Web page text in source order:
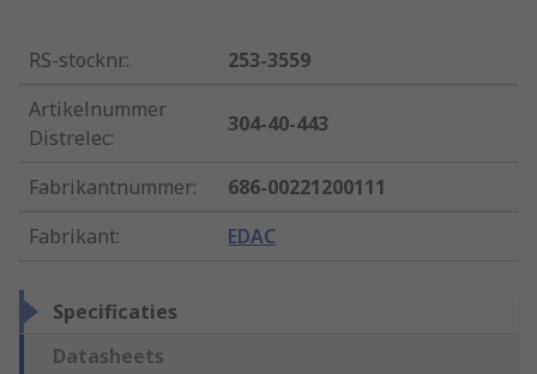
RS-stocknr.:
253-3559
Artikelnummer
Distrelec:
304-40-443
Fabrikantnummer:
686-00221200111
Fabrikant: EDAC
Specificaties
Datasheets